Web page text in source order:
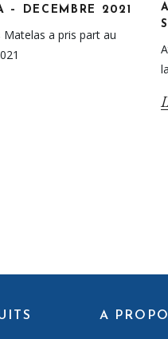
– DECEMBRE 2021
a pris part au
A